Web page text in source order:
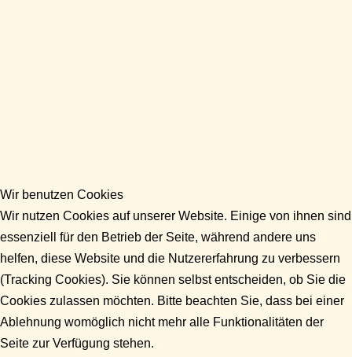
Wir benutzen Cookies
Wir nutzen Cookies auf unserer Website. Einige von ihnen sind
essenziell für den Betrieb der Seite, während andere uns
helfen, diese Website und die Nutzererfahrung zu verbessern
(Tracking Cookies). Sie können selbst entscheiden, ob Sie die
Cookies zulassen möchten. Bitte beachten Sie, dass bei einer
Ablehnung womöglich nicht mehr alle Funktionalitäten der
Seite zur Verfügung stehen.